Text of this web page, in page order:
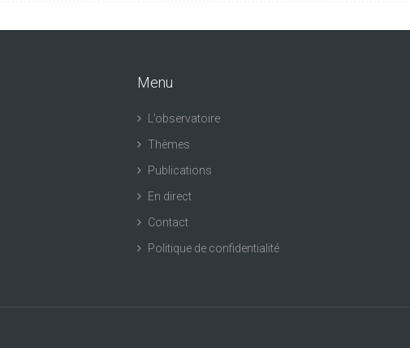
Menu
L’observatoire
Thèmes
Publications
En direct
Contact
Politique de confidentialité